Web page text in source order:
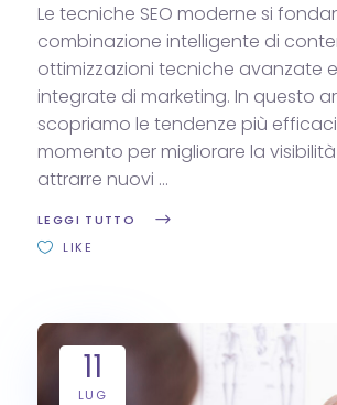
Le tecniche SEO moderne si
combinazione intelligente di
ottimizzazioni tecniche avanzate
integrate di marketing. In questo
scopriamo le tendenze più
momento per migliorare la
attrarre nuovi
LEGGI TUTTO
LIKE
11
LUG